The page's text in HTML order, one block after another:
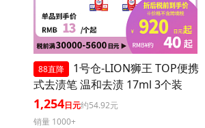
88直降
1号仓-LION狮王 TOP便携
式去渍笔 温和去渍 17ml 3个装
1,254日元约54.92元
销量 1000+